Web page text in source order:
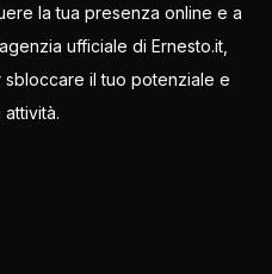
la tua presenza online e a
ufficiale di Ernesto.it,
il tuo potenziale e